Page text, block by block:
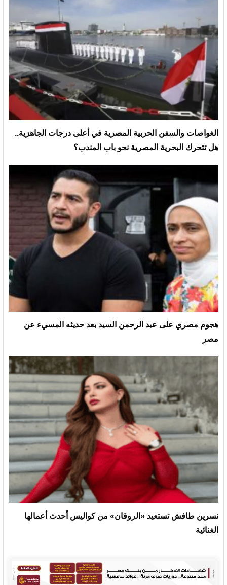
الغواصات والسفن الحربية المصرية في أعلى درجات الجاهزية..
هل تتحرك البحرية المصرية نحو باب المندب؟
هجوم مصري على عبد الرحمن السيد بعد حديثه المسيء عن
مصر
نسرين طافش تستعيد «الروقان» من كواليس أحدث أعمالها
الغنائية